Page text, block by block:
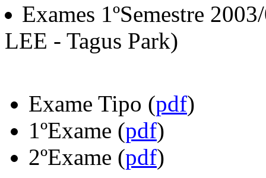
Exames 1ºSemestre
LEE - Tagus Park)
Exame Tipo (pdf)
1ºExame (pdf)
2ºExame (pdf)